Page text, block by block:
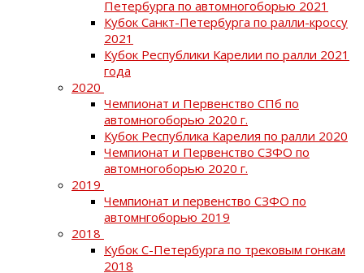
Петербурга по автомногоборью 2021
Кубок Санкт-Петербурга по ралли-кроссу
2021
Кубок Республики Карелии по ралли 2021
года
2020
Чемпионат и Первенство СПб по
автомногоборью 2020 г.
Кубок Республика Карелия по ралли 2020
Чемпионат и Первенство СЗФО по
автомногоборью 2020 г.
2019
Чемпионат и первенство СЗФО по
автомнгоборью 2019
2018
Кубок С-Петербурга по трековым гонкам
2018